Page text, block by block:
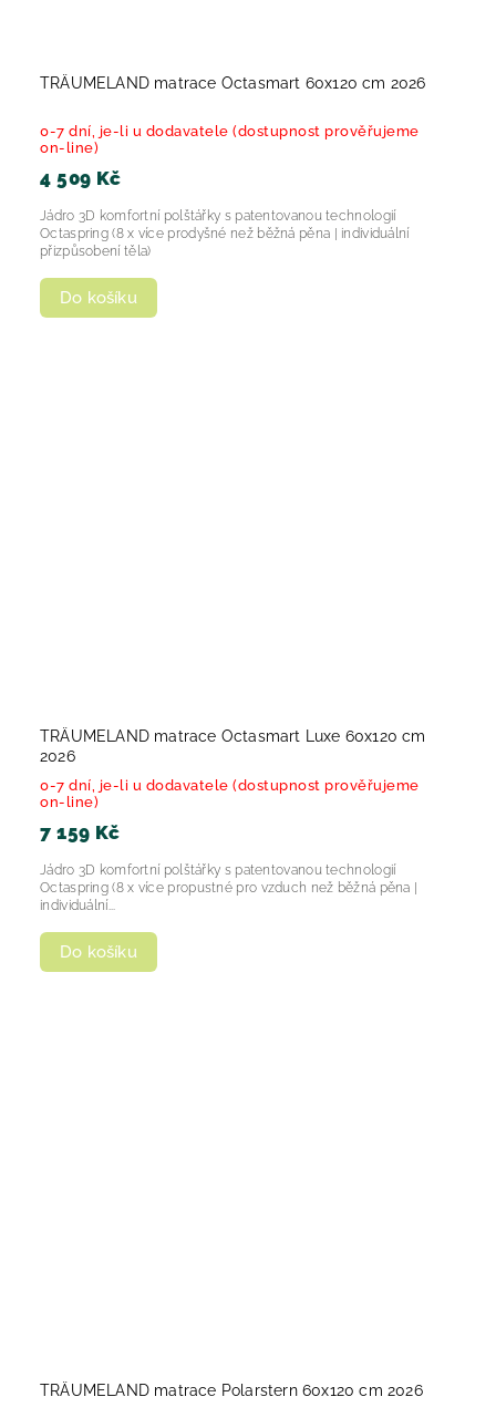
TRÄUMELAND matrace Octasmart 60x120 cm 2026
0-7 dní, je-li u dodavatele (dostupnost prověřujeme
on-line)
4 509 Kč
Do košíku
Jádro 3D komfortní polštářky s patentovanou technologií
Octaspring (8 x více prodyšné než běžná pěna | individuální
přizpůsobení těla)
TRÄUMELAND matrace Octasmart Luxe 60x120 cm
2026
0-7 dní, je-li u dodavatele (dostupnost prověřujeme
on-line)
7 159 Kč
Do košíku
Jádro 3D komfortní polštářky s patentovanou technologií
Octaspring (8 x více propustné pro vzduch než běžná pěna |
individuální...
TRÄUMELAND matrace Polarstern 60x120 cm 2026